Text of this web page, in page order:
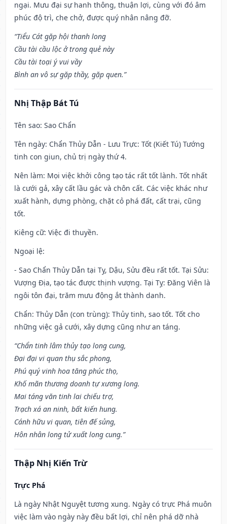
ngại. Mưu đại sự hanh thông, thuận lợi, cùng với đó âm
phúc độ trì, che chở, được quý nhân nâng đỡ.
“Tiểu Cát gặp hội thanh long
Cầu tài cầu lộc ở trong quẻ này
Cầu tài toại ý vui vầy
Bình an vô sự gặp thầy, gặp quen.”
Nhị Thập Bát Tú
Tên sao: Sao Chẩn
Tên ngày: Chẩn Thủy Dẫn - Lưu Trực: Tốt (Kiết Tú) Tướng
tinh con giun, chủ trị ngày thứ 4.
Nên làm: Mọi việc khởi công tạo tác rất tốt lành. Tốt nhất
là cưới gả, xây cất lầu gác và chôn cất. Các việc khác như
xuất hành, dựng phòng, chặt cỏ phá đất, cất trại, cũng
tốt.
Kiêng cữ: Việc đi thuyền.
Ngoại lệ:
- Sao Chẩn Thủy Dẫn tại Tỵ, Dậu, Sửu đều rất tốt. Tại Sửu:
Vượng Địa, tạo tác được thịnh vượng. Tại Tỵ: Đăng Viên là
ngôi tôn đại, trăm mưu động ắt thành danh.
Chẩn: Thủy Dẫn (con trùng): Thủy tinh, sao tốt. Tốt cho
những việc gả cưới, xây dựng cũng như an táng.
“Chẩn tinh lâm thủy tạo long cung,
Đại đại vi quan thụ sắc phong,
Phú quý vinh hoa tăng phúc thọ,
Khố mãn thương doanh tự xương long.
Mai táng văn tinh lai chiếu trợ,
Trạch xá an ninh, bất kiến hung.
Cánh hữu vi quan, tiên đế sủng,
Hôn nhân long tử xuất long cung.”
Thập Nhị Kiến Trừ
Trực Phá
Là ngày Nhật Nguyệt tương xung. Ngày có trực Phá muôn
việc làm vào ngày này đều bất lợi, chỉ nên phá dỡ nhà